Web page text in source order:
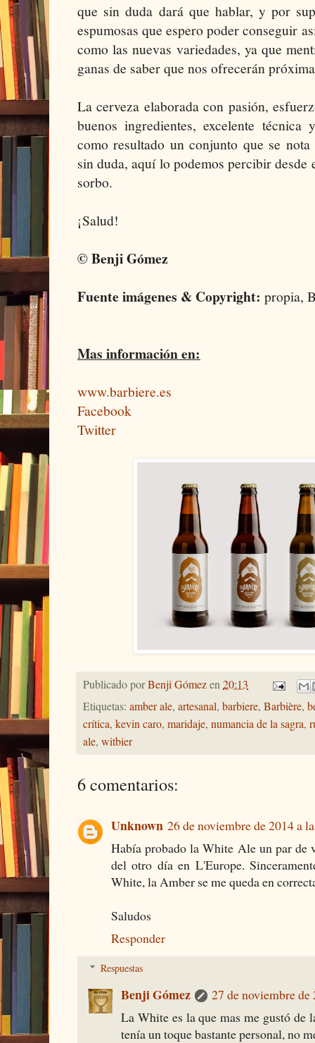
que sin duda dará que hablar, y por
espumosas que espero poder conseguir
como las nuevas variedades, ya que
ganas de saber que nos ofrecerán
La cerveza elaborada con pasión,
buenos ingredientes, excelente
como resultado un conjunto que se
sin duda, aquí lo podemos percibir
sorbo.
¡Salud!
© Benji Gómez
Fuente imágenes & Copyright: propia,
Mas información en:
www.barbiere.es
Facebook
Twitter
Publicado porBenji Gómezen20:13
Etiquetas: amber ale, artesanal, barbiere, Barbière,
crítica, kevin caro, maridaje, numancia de la sagra,
ale, witbier
6 comentarios:
Unknown 26 de noviembre de 2014 a
Había probado la White Ale un par de
del otro día en L'Europe.
White, la Amber se me queda en
Saludos
Responder
Respuestas
Benji Gómez
27 de noviembre de
La White es la que mas me gustó de
tenía un toque bastante personal, no